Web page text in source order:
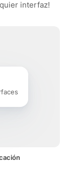
interfaz!